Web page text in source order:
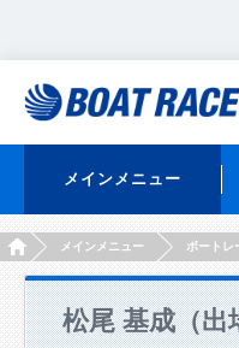
メインメニュー
HOMEメインメニュー ボートレ
松尾 基成（出